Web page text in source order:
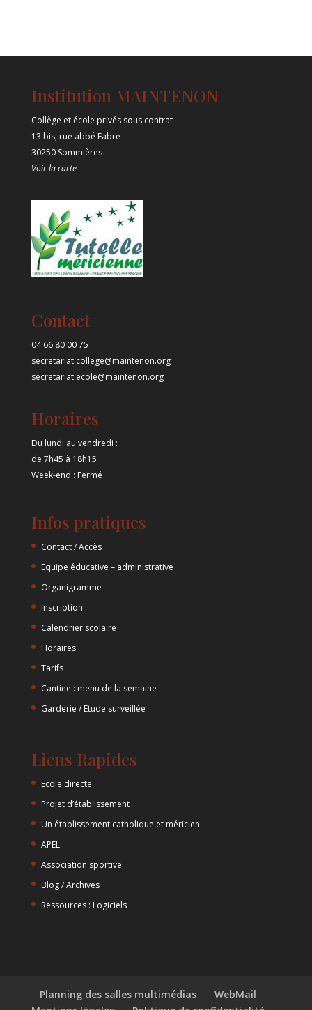
Institution MAINTENON
Collège et école privés sous contrat
13 bis, rue abbé Fabre
30250 Sommières
Voir la carte
Contact
04 66 80 00 75
secretariat.college@maintenon.org
secretariat.ecole@maintenon.org
Horaires
Du lundi au vendredi :
de 7h45 à 18h15
Week-end : Fermé
Infos pratiques
Contact / Accès
Equipe éducative – administrative
Organigramme
Inscription
Calendrier scolaire
Horaires
Tarifs
Cantine : menu de la semaine
Garderie / Etude surveillée
Liens Rapides
Ecole directe
Projet d’établissement
Un établissement catholique et méricien
APEL
Association sportive
Blog / Archives
Ressources : Logiciels
Planning des salles multimédias
WebMail